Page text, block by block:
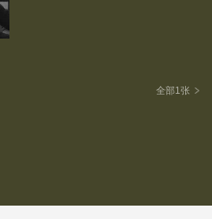
9月4日，2008受邀展映于第二届北
馆，2007年11月30日~12月6日
全部1张